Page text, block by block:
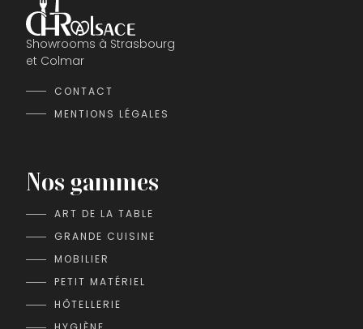
Showrooms à Strasbourg
et Colmar
CONTACT
MENTIONS LÉGALES
Nos gammes
ART DE LA TABLE
GRANDE CUISINE
MOBILIER
PETIT MATÉRIEL
HÔTELLERIE